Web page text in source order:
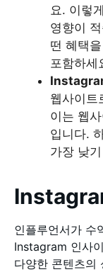
요. 이렇
영향이
떤 혜택
포함하세
웹사이트
이는 웹
입니다.
가장 낮
인플루언서가 수
Instagram 인사
다양한 콘텐츠의